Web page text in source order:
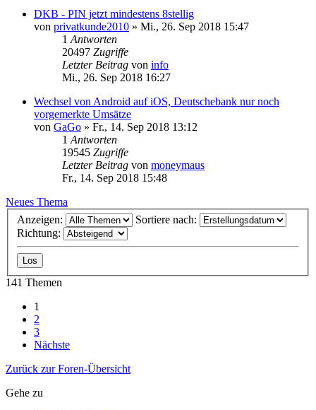
DKB - PIN jetzt mindestens 8stellig
von privatkunde2010 » Mi., 26. Sep 2018 15:47
1 Antworten
20497 Zugriffe
Letzter Beitrag von info
Mi., 26. Sep 2018 16:27
Wechsel von Android auf iOS, Deutschebank nur noch
vorgemerkte Umsätze
von GaGo » Fr., 14. Sep 2018 13:12
1 Antworten
19545 Zugriffe
Letzter Beitrag von moneymaus
Fr., 14. Sep 2018 15:48
Neues Thema
Anzeigen:
Sortiere nach:
Richtung:
141 Themen
1
2
3
Nächste
Zurück zur Foren-Übersicht
Gehe zu